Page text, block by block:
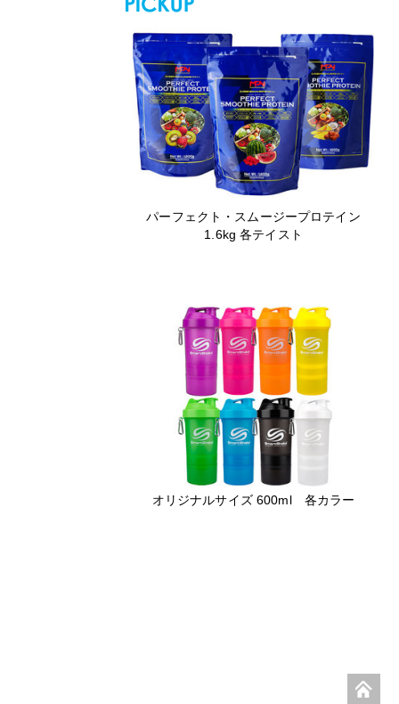
パーフェクト・スムージープロテイン
1.6kg 各テイスト
オリジナルサイズ 600ml 各カラー